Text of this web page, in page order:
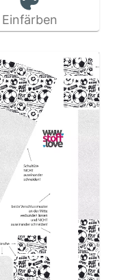
Einfärben